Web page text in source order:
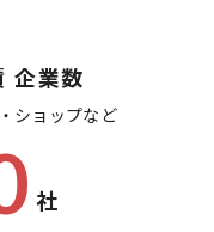
企業数
ショップなど
社